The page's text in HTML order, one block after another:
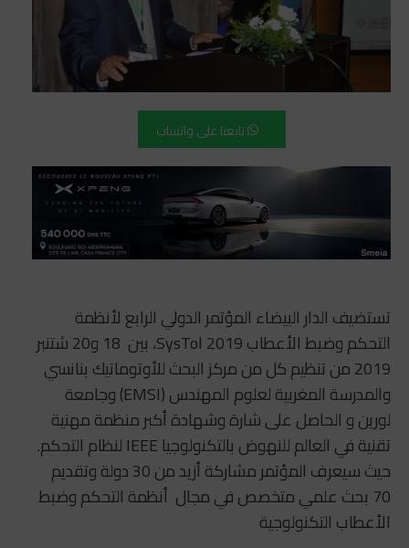
تابعنا على واتساب
تستضيف الدار البيضاء المؤتمر الدولي الرابع لأنظمة
التحكم وضبط الأعطاب SysTol 2019، بين 18 و20 شتنبر
2019 من تنظيم كل من مركز البحث للأوتوماتيك بنانسي
والمدرسة المغربية لعلوم المهندس (EMSI) وجامعة
لورين و الحاصل على شارة وشهادة أكبر منظمة مهنية
تقنية في العالم للنهوض بالتكنولوجيا IEEE لنظام التحكم.
حيث سيعرف المؤتمر مشاركة أزيد من 30 دولة وتقديم
70 بحث علمي متخصص في مجال أنظمة التحكم وضبط
الأعطاب التكنولوجية